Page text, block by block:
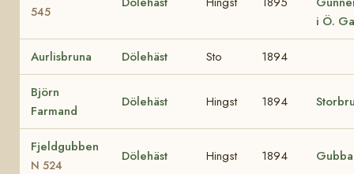
545
i Ö.
Aurlisbruna Dölehäst Sto 1894
Björn
Farmand
Dölehäst Hingst 1894
Fjeldgubben
N 524
Dölehäst Hingst 1894